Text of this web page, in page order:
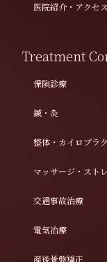
医院紹介・アクセス
Treatment
保険診療
鍼・灸
整体・カイロプラ
マッサージ・スト
交通事故治療
電気治療
産後骨盤矯正